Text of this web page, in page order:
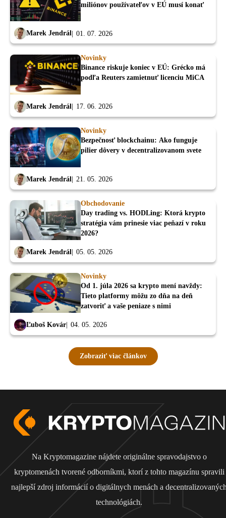
miliónov používateľov v EÚ musí konať
Marek Jendrál 01. 07. 2026
Novinky
Binance riskuje koniec v EÚ: Grécko má
podľa Reuters zamietnuť licenciu MiCA
Marek Jendrál 17. 06. 2026
Novinky
Bezpečnosť blockchainu: Ako funguje
pilier dôvery v decentralizovanom svete
Marek Jendrál 21. 05. 2026
Obchodovanie
Day trading vs. HODLing: Ktorá krypto
stratégia vám prinesie viac peňazí v roku
2026?
Marek Jendrál 05. 05. 2026
Novinky
Od 1. júla 2026 sa krypto mení navždy:
Tieto platformy môžu zo dňa na deň
zatvoriť a vaše peniaze s nimi
Ľuboš Kovár 04. 05. 2026
Zobraziť viac článkov
Na Kryptomagazine nájdete originálne spravodajstvo o
kryptomenách tvorené odborníkmi, ktorí z tohto magazínu spravili
najlepší zdroj informácií o digitálnych menách a
technológiách.